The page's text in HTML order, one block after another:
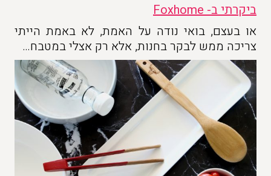
ביקרתי ב- Foxhome
או בעצם, בואי נודה על האמת, לא באמת הייתי
צריכה ממש לבקר בחנות, אלא רק אצלי במטבח…